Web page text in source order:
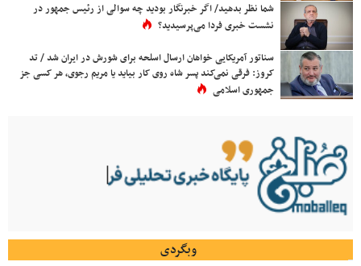
شما نظر بدهید/ اگر خبرنگار بودید چه سوالی از رئیس جمهور در
نشست خبری فردا می‌پرسیدید؟
سناتور آمریکایی خواهان ارسال اسلحه برای شورش در ایران شد / تد
کروز: فرقی نمی‌کند پسر شاه روی کار بیاید یا مریم رجوی، هر کسی جز
جمهوری اسلامی
وبگردی